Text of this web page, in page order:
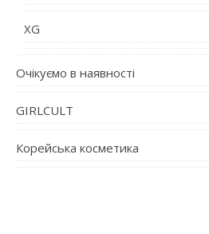
XG
Очікуємо в наявності
GIRLCULT
Корейська косметика